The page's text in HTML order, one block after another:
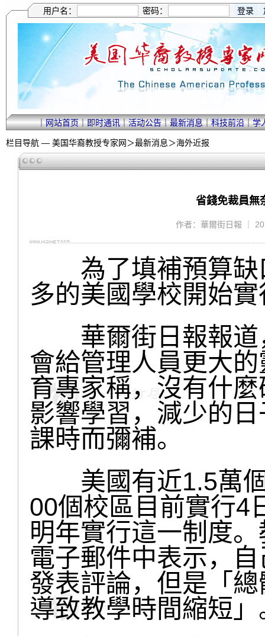
用户名： 密码：
｜网站首页｜即时通讯｜活动公告｜最新消息｜科技前沿｜学
栏目导航 — 美国华裔教授专家网＞最新消息＞海外近报
省錢免裁員無
作者：華爾街日報 ｜
為了填補預算缺
多的美國學校開始
華爾街日報報道
會給管理人員更大
育專家稱，沒有什
影響學習，減少的
課時而彌補。
美國有近1.5萬個
00個校區目前實行4
明年實行這一制度
電子郵件中表示，
發表評論，但是「
導致教學時間縮短」